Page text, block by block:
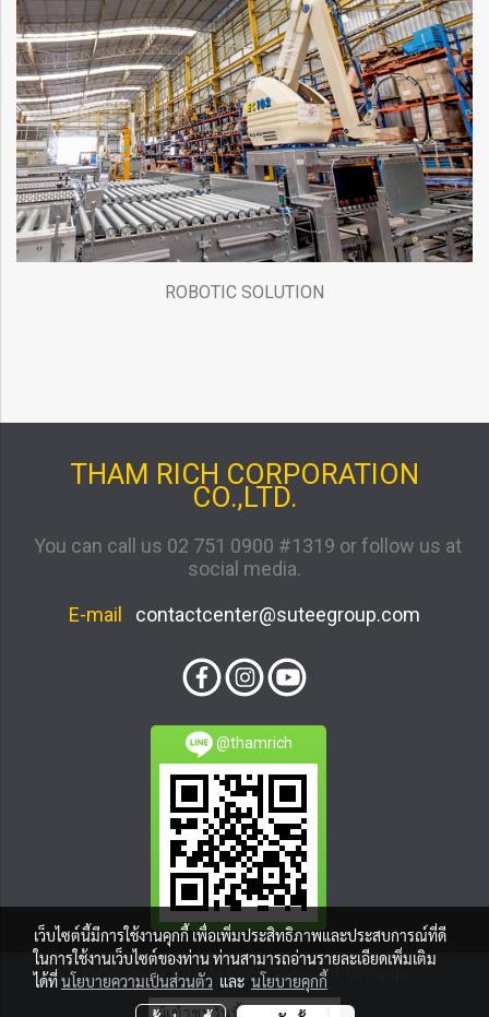
ROBOTIC SOLUTION
THAM RICH CORPORATION
CO.,LTD.
You can call us 02 751 0900 #1319 or follow us at
social media.
E-mail contactcenter@suteegroup.com
@thamrich
© Copyright 2016 All Rights Reserved. boytunta
ผู้เข้าชมวันนี้ 1
เว็บไซต์นี้มีการใช้งานคุกกี้ เพื่อเพิ่มประสิทธิภาพและประสบการณ์ที่ดี
ในการใช้งานเว็บไซต์ของท่าน ท่านสามารถอ่านรายละเอียดเพิ่มเติม
ได้ที่นโยบายความเป็นส่วนตัว และ นโยบายคุกกี้